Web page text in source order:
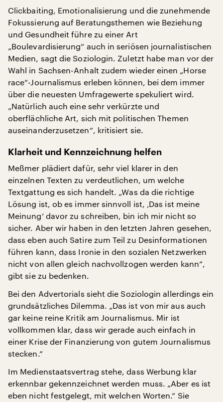
Clickbaiting, Emotionalisierung und die zunehmende
Fokussierung auf Beratungsthemen wie Beziehung
und Gesundheit führe zu einer Art
„Boulevardisierung“ auch in seriösen journalistischen
Medien, sagt die Soziologin. Zuletzt habe man vor der
Wahl in Sachsen-Anhalt zudem wieder einen „Horse
race“-Journalismus erleben können, bei dem immer
über die neuesten Umfragewerte spekuliert wird.
„Natürlich auch eine sehr verkürzte und
oberflächliche Art, sich mit politischen Themen
auseinanderzusetzen“, kritisiert sie.
Klarheit und Kennzeichnung helfen
Meßmer plädiert dafür, sehr viel klarer in den
einzelnen Texten zu verdeutlichen, um welche
Textgattung es sich handelt. „Was da die richtige
Lösung ist, ob es immer sinnvoll ist, ‚Das ist meine
Meinung‘ davor zu schreiben, bin ich mir nicht so
sicher. Aber wir haben in den letzten Jahren gesehen,
dass eben auch Satire zum Teil zu Desinformationen
führen kann, dass Ironie in den sozialen Netzwerken
nicht von allen gleich nachvollzogen werden kann“,
gibt sie zu bedenken.
Bei den Advertorials sieht die Soziologin allerdings ein
grundsätzliches Dilemma. „Das ist von mir aus auch
gar keine reine Kritik am Journalismus. Mir ist
vollkommen klar, dass wir gerade auch einfach in
einer Krise der Finanzierung von gutem Journalismus
stecken.“
Im Medienstaatsvertrag stehe, dass Werbung klar
erkennbar gekennzeichnet werden muss. „Aber es ist
eben nicht festgelegt, mit welchen Worten.“ Sie